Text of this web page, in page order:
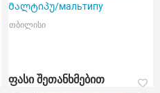
Მალტიპუ/мальтипу
თბილისი
ფასი შეთანხმებით